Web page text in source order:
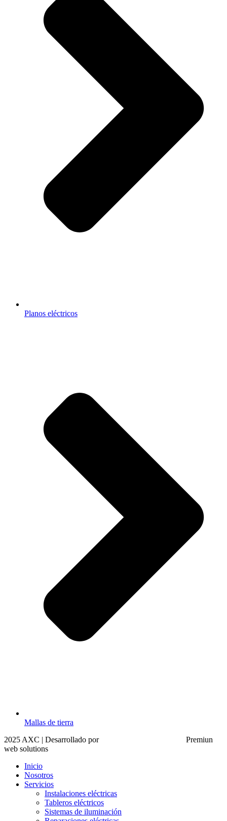
Planos eléctricos
Mallas de tierra
2025 AXC | Desarrollado por
Premiun
web solutions
Inicio
Nosotros
Servicios
Instalaciones eléctricas
Tableros eléctricos
Sistemas de iluminación